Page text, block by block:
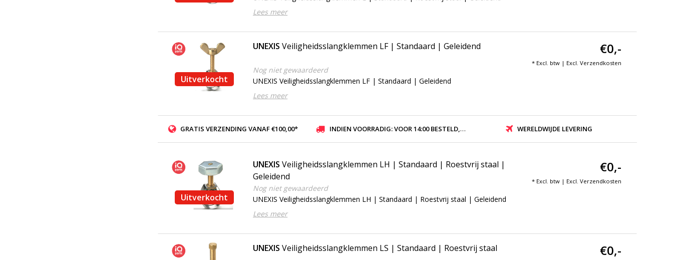
Lees meer
Uitverkocht
UNEXIS Veiligheidsslangklemmen LF | Standaard | Geleidend
Nog niet gewaardeerd
UNEXIS Veiligheidsslangklemmen LF | Standaard | Geleidend
Lees meer
€0,-
* Excl. btw | Excl. Verzendkosten
GRATIS VERZENDING VANAF €100,00* INDIEN VOORRADIG: VOOR 14:00 BESTELD, ZELFDE DAG VERZONDEN WERELDWIJDE LEVERING
Uitverkocht
UNEXIS Veiligheidsslangklemmen LH | Standaard | Roestvrij staal |
Geleidend
Nog niet gewaardeerd
UNEXIS Veiligheidsslangklemmen LH | Standaard | Roestvrij staal | Geleidend
Lees meer
€0,-
* Excl. btw | Excl. Verzendkosten
UNEXIS Veiligheidsslangklemmen LS | Standaard | Roestvrij staal €0,-